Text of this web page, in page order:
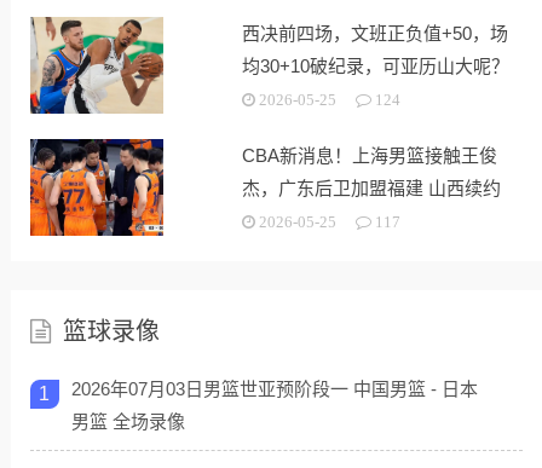
西决前四场，文班正负值+50，场
均30+10破纪录，可亚历山大呢？
2026-05-25 124
CBA新消息！上海男篮接触王俊
杰，广东后卫加盟福建 山西续约
潘江
2026-05-25 117
篮球录像
1
2026年07月03日男篮世亚预阶段一 中国男篮 - 日本
男篮 全场录像